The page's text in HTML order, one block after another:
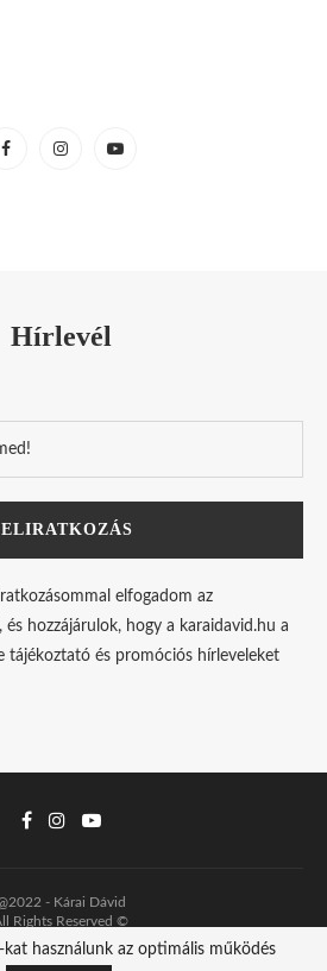
Hírlevél
elfogadom az
és hozzájárulok, hogy a karaidavid.hu a
tájékoztató és promóciós hírleveleket
- Kárai Dávid
Rights Reserved ©
használunk az optimális működés